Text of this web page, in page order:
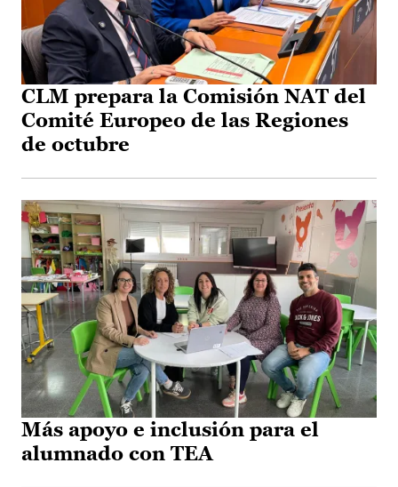
CLM prepara la Comisión NAT del
Comité Europeo de las Regiones
de octubre
Más apoyo e inclusión para el
alumnado con TEA